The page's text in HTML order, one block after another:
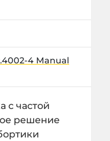
4 Manual
с частой
решение